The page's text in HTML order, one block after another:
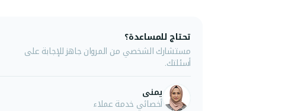
تحتاج للمساعدة؟
مستشارك الشخصي من المروان جاهز للإجابة على
أسئلتك.
يمنى
أخصائي خدمة عملاء